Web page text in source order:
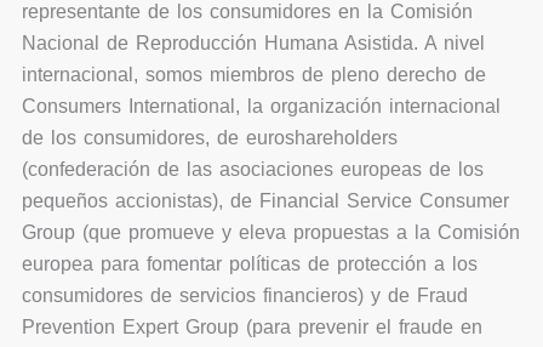
representante de los consumidores en la Comisión
Nacional de Reproducción Humana Asistida. A nivel
internacional, somos miembros de pleno derecho de
Consumers International, la organización internacional
de los consumidores, de euroshareholders
(confederación de las asociaciones europeas de los
pequeños accionistas), de Financial Service Consumer
Group (que promueve y eleva propuestas a la Comisión
europea para fomentar políticas de protección a los
consumidores de servicios financieros) y de Fraud
Prevention Expert Group (para prevenir el fraude en